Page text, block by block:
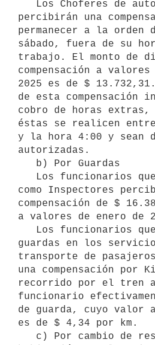
percibirán una
permanecer a la orden
sábado, fuera de su
trabajo. El monto de
compensación a
2025 es de $
de esta compensación
cobro de horas extras,
éstas se realicen
y la hora 4:00 y sean
autorizadas.
como Inspectores
compensación de $
a valores de enero de
guardas en los
transporte de
una compensación por
recorrido por el tren
funcionario
de guarda, cuyo valor
es de $ 4,34 por km.